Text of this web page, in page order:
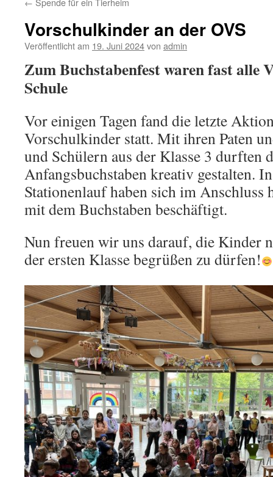
Vorschulkinder an der OVS
Veröffentlicht am 19. Juni 2024von admin
Zum Buchstabenfest waren fast alle
Schule
Vor einigen Tagen fand die letzte
Vorschulkinder statt. Mit ihren Paten
und Schülern aus der Klasse 3 durften
Anfangsbuchstaben kreativ gestalten.
Stationenlauf haben sich im
mit dem Buchstaben beschäftigt.
Nun freuen wir uns darauf, die Kinder
der ersten Klasse begrüßen zu dürfen!